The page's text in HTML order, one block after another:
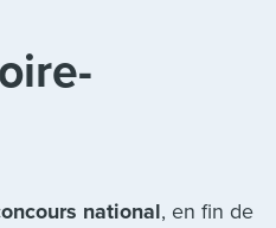
national, en fin de